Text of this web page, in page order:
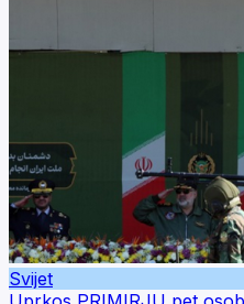
Svijet